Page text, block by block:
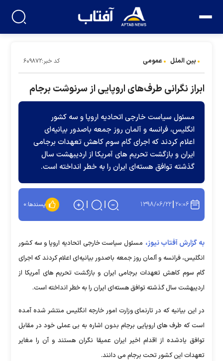
بین الملل عمومی کد خبر:۶۰۹۸۷۲
ابراز نگرانی طرف‌های اروپایی از سرنوشت برجام
مسئول سیاست خارجی اتحادیه اروپا و سه کشور
انگلیس، فرانسه و آلمان روز جمعه باصدور بیانیه‌ای
اعلام کردند که اجرای گام سوم کاهش تعهدات برجامی
ایران و بازگشت تحریم های آمریکا از اردیبهشت سال
گذشته توافق هسته‌ای ایران را به خطر انداخته است.
۲۰:۰۶ ۱۳۹۸/۰۶/۲۲ پسندها:۰
به گزارش آفتاب نیوز، مسئول سیاست خارجی اتحادیه اروپا و سه کشور
انگلیس، فرانسه و آلمان روز جمعه باصدور بیانیه‌ای اعلام کردند که اجرای
گام سوم کاهش تعهدات برجامی ایران و بازگشت تحریم های آمریکا از
اردیبهشت سال گذشته توافق هسته‌ای ایران را به خطر انداخته است.
در این بیانیه که در تارنمای وزارت امور خارجه انگلیس منتشر شده آمده
است که طرف های اروپایی برجام بدون اشاره به بی عملی خود در مقابل
توافق یادشده از اقدام اخیر ایران عمیقا نگران هستند و آن را مغایر
تعهدات این کشور تحت برجام می دانند.